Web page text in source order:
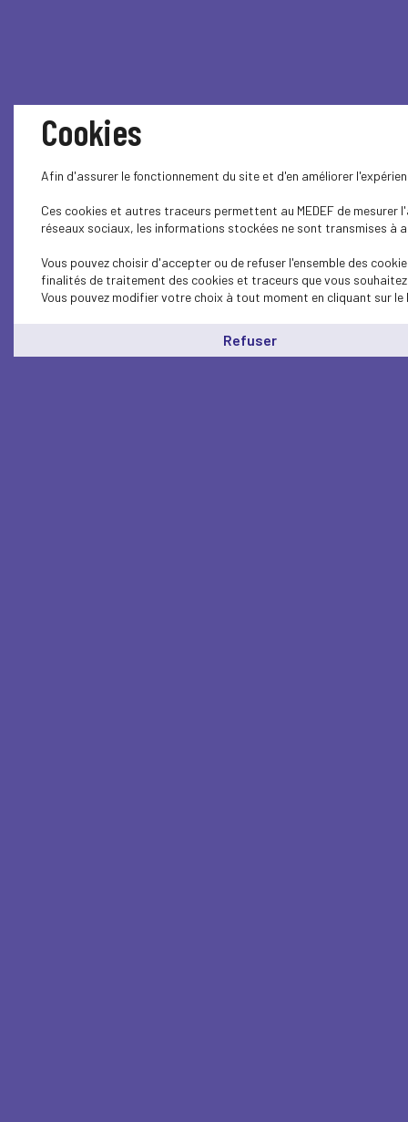
Cookies
Afin d'assurer le fonctionnement du site et d'en améliorer
Ces cookies et autres traceurs permettent au MEDEF de
réseaux sociaux, les informations stockées ne sont transmises
Vous pouvez choisir d'accepter ou de refuser l'ensemble des
finalités de traitement des cookies et traceurs que vous
Vous pouvez modifier votre choix à tout moment en cliquant sur le
Refuser